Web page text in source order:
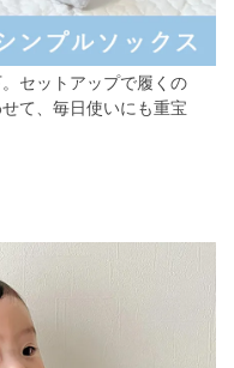
セットアップで履くの
て、毎日使いにも重宝